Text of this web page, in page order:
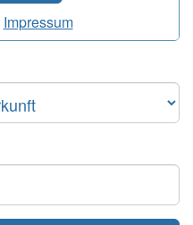
Impressum